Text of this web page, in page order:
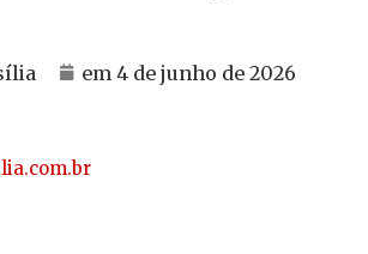
em 4 de junho de 2026